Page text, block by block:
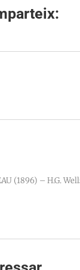
(1896) – H.G.